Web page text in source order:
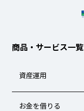
商品・サービス一覧
資産運用
お金を借りる